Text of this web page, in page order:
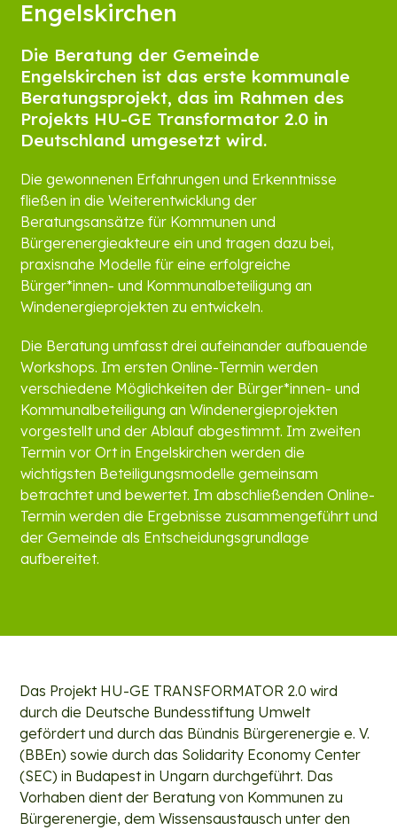
Engelskirchen
Die Beratung der Gemeinde
Engelskirchen ist das erste kommunale
Beratungsprojekt, das im Rahmen des
Projekts HU-GE Transformator 2.0 in
Deutschland umgesetzt wird.
Die gewonnenen Erfahrungen und Erkenntnisse
fließen in die Weiterentwicklung der
Beratungsansätze für Kommunen und
Bürgerenergieakteure ein und tragen dazu bei,
praxisnahe Modelle für eine erfolgreiche
Bürger*innen- und Kommunalbeteiligung an
Windenergieprojekten zu entwickeln.
Die Beratung umfasst drei aufeinander aufbauende
Workshops. Im ersten Online-Termin werden
verschiedene Möglichkeiten der Bürger*innen- und
Kommunalbeteiligung an Windenergieprojekten
vorgestellt und der Ablauf abgestimmt. Im zweiten
Termin vor Ort in Engelskirchen werden die
wichtigsten Beteiligungsmodelle gemeinsam
betrachtet und bewertet. Im abschließenden Online-
Termin werden die Ergebnisse zusammengeführt und
der Gemeinde als Entscheidungsgrundlage
aufbereitet.
Das Projekt HU-GE TRANSFORMATOR 2.0 wird
durch die Deutsche Bundesstiftung Umwelt
gefördert und durch das Bündnis Bürgerenergie e. V.
(BBEn) sowie durch das Solidarity Economy Center
(SEC) in Budapest in Ungarn durchgeführt. Das
Vorhaben dient der Beratung von Kommunen zu
Bürgerenergie, dem Wissensaustausch unter den